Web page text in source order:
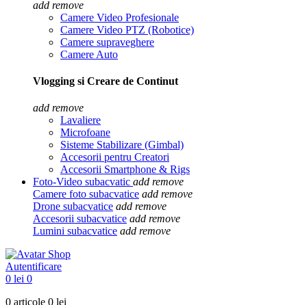
add remove
Camere Video Profesionale
Camere Video PTZ (Robotice)
Camere supraveghere
Camere Auto
Vlogging si Creare de Continut
add remove
Lavaliere
Microfoane
Sisteme Stabilizare (Gimbal)
Accesorii pentru Creatori
Accesorii Smartphone & Rigs
Foto-Video subacvatic add remove
Camere foto subacvatice add remove
Drone subacvatice add remove
Accesorii subacvatice add remove
Lumini subacvatice add remove
Autentificare
0 lei 0
0 articole 0 lei